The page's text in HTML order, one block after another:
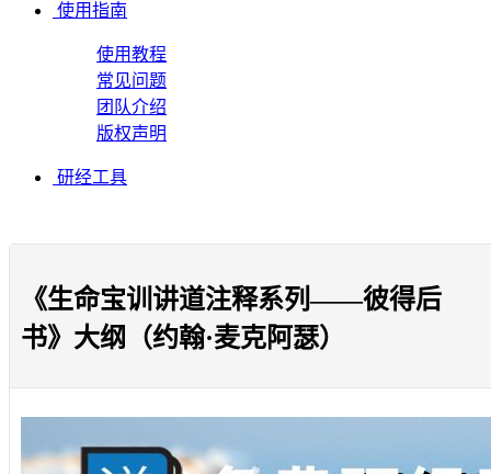
使用指南
使用教程
常见问题
团队介绍
版权声明
研经工具
《生命宝训讲道注释系列——彼得后
书》大纲（约翰·麦克阿瑟）